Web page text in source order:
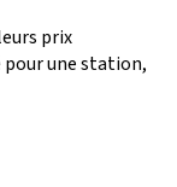
prix
une station,